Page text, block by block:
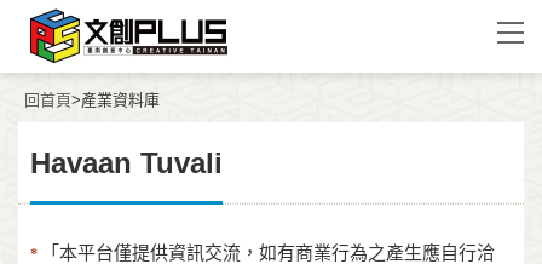
回首頁>產業資料庫
Havaan Tuvali
*
「本平台僅提供資訊交流，如有商業行為之產生應自行洽